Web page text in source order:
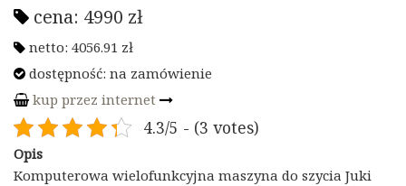
cena: 4990 zł
netto: 4056.91 zł
dostępność: na zamówienie
kup przez internet
4.3/5 - (3 votes)
Opis
Komputerowa wielofunkcyjna maszyna do szycia Juki